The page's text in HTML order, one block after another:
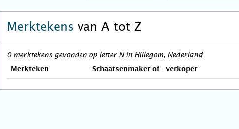
Merktekens van A tot Z
0 merktekens gevonden op letter N in Hillegom, Nederland
Merkteken Schaatsenmaker of -verkoper